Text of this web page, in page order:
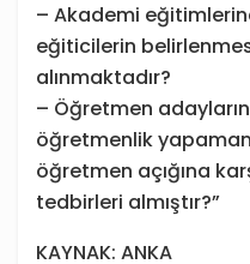
– Akademi
eğiticilerin
alınmaktadır?
– Öğretmen
öğretmenlik
öğretmen açığına
tedbirleri almıştır?”
KAYNAK: ANKA